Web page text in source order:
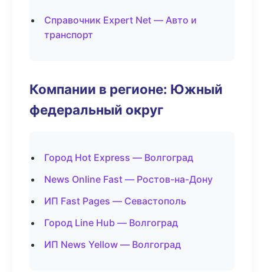
Справочник Expert Net — Авто и
транспорт
Компании в регионе: Южный
федеральный округ
Город Hot Express — Волгоград
News Online Fast — Ростов-на-Дону
ИП Fast Pages — Севастополь
Город Line Hub — Волгоград
ИП News Yellow — Волгоград